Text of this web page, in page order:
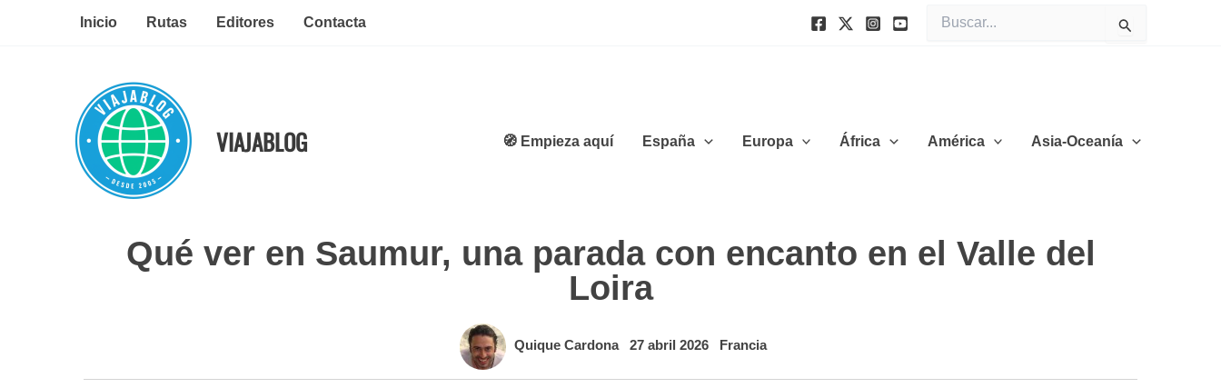
Inicio Rutas Editores Contacta
por:
VIAJABLOG 🧭 Empieza aquí España Europa África América Asia-Oceanía
Qué ver en Saumur, una parada con encanto en el Valle del
Loira
Quique Cardona 27 abril 2026 Francia